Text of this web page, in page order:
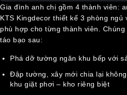
Gia đình anh chị gồm 4 thành viên:
KTS Kingdecor thiết kế 3 phòng ngủ
phù hợp cho từng thành viên.
táo bạo sau:
Phá dỡ tường ngăn khu bếp với
Đập tường, xây mới chia lại
khu giặt phơi – kho riêng biệt